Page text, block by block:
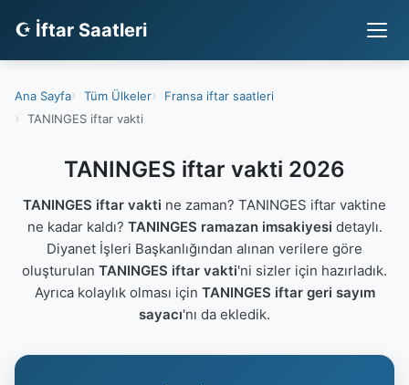
☪ İftar Saatleri
Ana Sayfa Tüm Ülkeler
Fransa iftar saatleri
TANINGES iftar vakti
TANINGES iftar vakti 2026
TANINGES iftar vakti ne zaman? TANINGES iftar vaktine
ne kadar kaldı? TANINGES ramazan imsakiyesi detaylı.
Diyanet İşleri Başkanlığından alınan verilere göre
oluşturulan TANINGES iftar vakti'ni sizler için hazırladık.
Ayrıca kolaylık olması için TANINGES iftar geri sayım
sayacı'nı da ekledik.